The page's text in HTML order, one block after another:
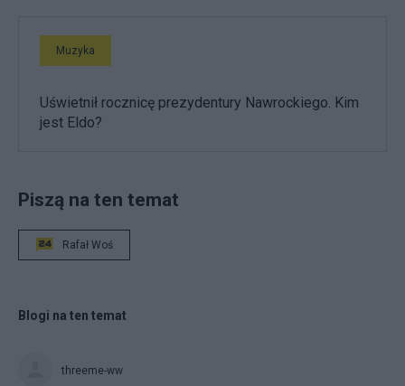
Muzyka
Uświetnił rocznicę prezydentury Nawrockiego. Kim
jest Eldo?
Piszą na ten temat
Rafał Woś
Blogi na ten temat
threeme-ww